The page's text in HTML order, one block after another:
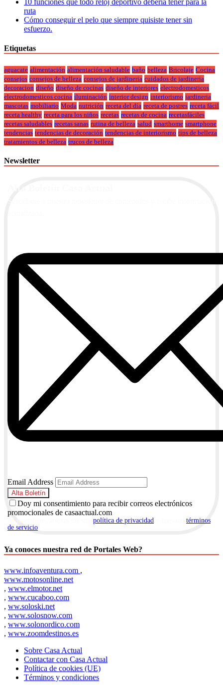
10 funciones que todo reloj deportivo debería tener para la
ruta
Cómo conseguir el pelo que siempre quisiste tener sin
esfuerzo.
Etiquetas
aguacate alimentación alimentación saludable baño belleza Bricolaje Cocina
consejos consejos de belleza consejos de jardineria cuidados de jardineria
decoracion diseño diseño de cocinas diseño de interiores electrodomesticos
electrodomesticos cocina iluminación interior design interiorismo jardineria
mascotas mobiliario Moda nutrición receta del día receta de postres receta fácil
receta healthy receta para los niños recetas recetas de cocina recetasfáciles
recetas saludables recetas sanas rutina de belleza salud smarthome smartphone
tendencias tendencias de decoración tendencias de interiorismo tips de belleza
tratamientos de belleza trucos de belleza
Newsletter
Email Address
Doy mi consentimiento para recibir correos electrónicos
promocionales de casaactual.com
política de privacidad
términos
de servicio
Ya conoces nuestra red de Portales Web?
www.infoaventura.com ,
www.motosonline.net
, www.elmotor.net
, www.cucaboo.com
, ww.soloski.net
, www.solosnow.com
, www.solonordico.com
, www.zoomdestinos.es
Sobre Casa Actual
Contactar con Casa Actual
Política de cookies (UE)
Términos y condiciones